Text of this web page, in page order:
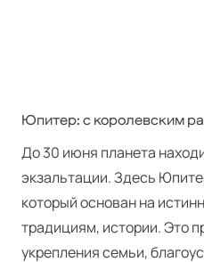
Юпитер: с королевским
До 30 июня планета
экзальтации. Здесь
который основан на
традициям, истории. Это
укрепления семьи,